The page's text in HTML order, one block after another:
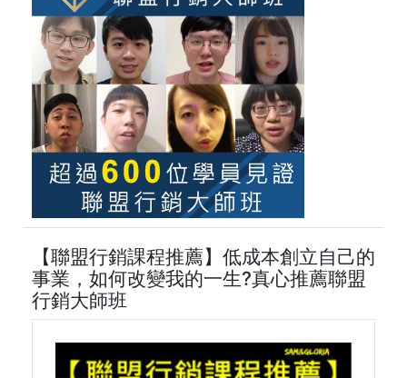
【聯盟行銷課程推薦】低成本創立自己的
事業，如何改變我的一生?真心推薦聯盟
行銷大師班